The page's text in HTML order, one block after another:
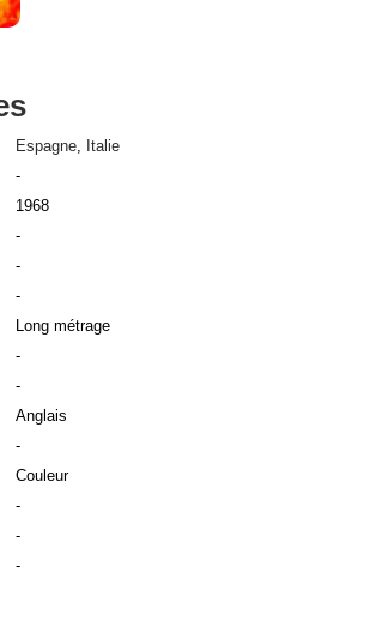
Espagne,
Italie
-
1968
-
-
-
Long métrage
-
-
Anglais
-
Couleur
-
-
-